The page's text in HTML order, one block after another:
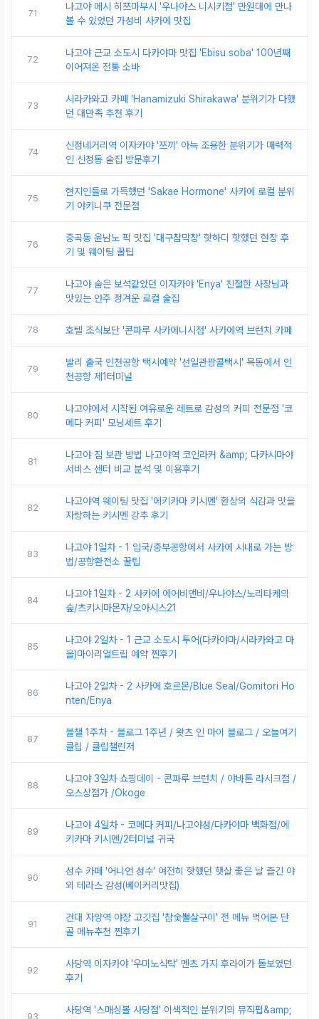
71
나고야 메시 히쯔마부시 '우나야스 니시키점' 만원대에 만나
볼 수 있었던 가성비 사카에 맛집
72
나고야 근교 소도시 다카야마 맛집 'Ebisu soba' 100년째
이어져온 전통 소바
73
시라카와고 카페 'Hanamizuki Shirakawa' 분위기가 다했
던 대만족 추천 후기
74
신정네거리역 이자카야 '쯔끼' 아늑 조용한 분위기가 매력적
인 신정동 술집 방문후기
75
현지인들로 가득했던 'Sakae Hormone' 사카에 로컬 분위
기 야키니쿠 전문점
76
중곡동 윤남노 픽 맛집 '대구참막창' 핫하디 핫했던 현장 후
기 및 웨이팅 꿀팁
77
나고야 숨은 보석같았던 이자카야 'Enya' 친절한 사장님과
맛있는 안주 정겨운 로컬 술집
78 호텔 조식보단 '콘파루 사카에니시점' 사카에역 브런치 카페
79
발리 출국 인천공항 택시예약 '선일관광콜택시' 목동에서 인
천공항 제1터미널
80
나고야에서 시작된 여유로운 레트로 감성의 커피 전문점 '코
메다 커피' 모닝세트 후기
81
나고야 짐 보관 방법 나고야역 코인라커 &amp; 다카시마야
서비스 센터 비교 분석 및 이용후기
82
나고야역 웨이팅 맛집 '에키카마 키시멘' 환상의 식감과 맛을
자랑하는 키시멘 강추 후기
83
나고야 1일차 - 1 입국/중부공항에서 사카에 시내로 가는 방
법/공항환전소 꿀팁
84
나고야 1일차 - 2 사카에 에어비앤비/우나야스/노리타케의
숲/츠키시마몬자/오아시스21
85
나고야 2일차 - 1 근교 소도시 투어(다카야마/시라카와고 마
을)마이리얼트립 예약 찐후기
86
나고야 2일차 - 2 사카에 호르몬/Blue Seal/Gomitori Ho
nten/Enya
87
블챌 1주차 - 블로그 1주년 / 왓츠 인 마이 블로그 / 오늘여기
클립 / 클립챌린저
88
나고야 3일차 쇼핑데이 - 콘파루 브런치 / 야바톤 라시크점 /
오스상점가 /Okoge
89
나고야 4일차 - 코메다 커피/나고야성/다카야마 백화점/에
키카마 키시멘/2터미널 귀국
90
성수 카페 '어니언 성수' 여전히 핫했던 햇살 좋은 날 즐긴 야
외 테라스 감성(베이커리맛집)
91
건대 자양역 야장 고깃집 '참숯뽈살구이' 전 메뉴 먹어본 단
골 메뉴추천 찐후기
92
사당역 이자카야 '우미노식탁' 멘츠 가지 후라이가 돋보였던
후기
93
사당역 '스매싱볼 사당점' 이색적인 분위기의 뮤직펍&amp;